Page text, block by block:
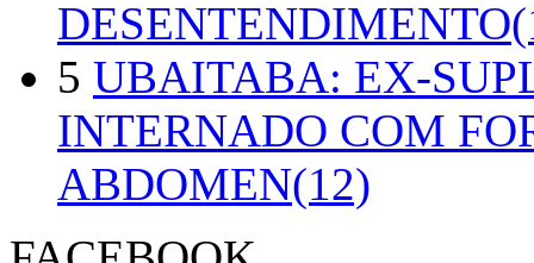
5 UBAITABA: EX-
INTERNADO COM
ABDOMEN(12)